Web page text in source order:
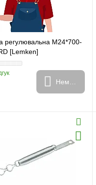
регулювальна M24*700-
[Lemken]
Немає в